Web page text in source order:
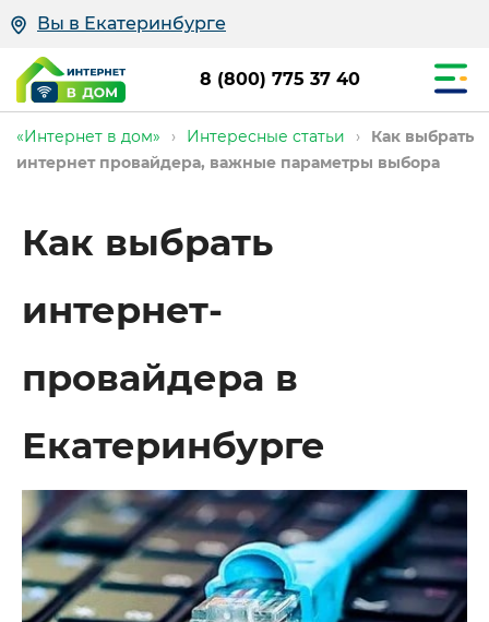
Вы в Екатеринбурге
8 (800) 775 37 40
«Интернет в дом» › Интересные статьи ›
Как выбрать
интернет провайдера, важные параметры выбора
Как выбрать
интернет-
провайдера в
Екатеринбурге